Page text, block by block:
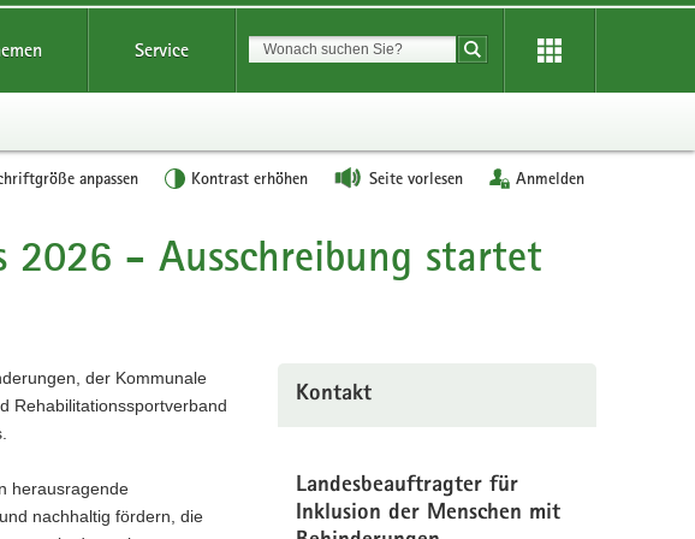
Service Suchbegriff
Suche starten
anpassen Kontrast erhöhen Seite vorlesen Anmelden
2026 - Ausschreibung startet
der Kommunale
Rehabilitationssportverband
herausragende
nachhaltig fördern, die
Kontakt
Landesbeauftragter für
Inklusion der Menschen mit